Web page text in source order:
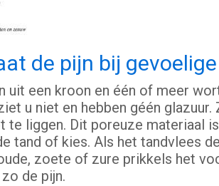
de pijn bij
uit een kroon en één of meer
u niet en hebben géén
te liggen. Dit poreuze materiaal
tand of kies. Als het tandvlees
zoete of zure prikkels het
de pijn.